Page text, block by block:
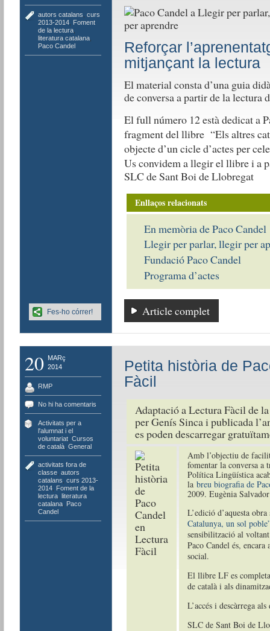
autors catalans curs
2013-2014, Foment
de la lectura,
literatura catalana,
Paco Candel
Reforçar
mitjançant la lectura
El material consta d’una guia
de conversa a partir de la lectura
El full número 12 està dedicat a
fragment del llibre “Els altres
objecte d’un cicle d’actes per
Us convidem a llegir el llibre i a
SLC de Sant Boi de Llobregat
Enllaços relacionats
En memòria de Paco Candel
Llegir per parlar, llegir per
Fundació Paco Candel
Programa d’actes
Article complet
Fes-ho córrer!
20
MARç
2014
RMP
No hi ha comentaris
Activitats per a
l'alumnat i el
voluntariat, Cursos
de català, General
activitats fora de
classe, autors
catalans curs 2013-
2014, Foment de la
lectura, literatura
catalana, Paco
Candel
Petita història de
Fàcil
Adaptació a Lectura Fàcil de
per Genís Sinca i publicada
es poden descarregar
Amb l’objectiu de
fomentar la conversa a
Política Lingüística
la breu biografia de
2009. Eugènia
L’edició d’aquesta
Catalunya, un sol
sensibilització al
Paco Candel és,
social.
El llibre LF es
de català i als
L’accés i descàrrega
SLC de Sant Boi de